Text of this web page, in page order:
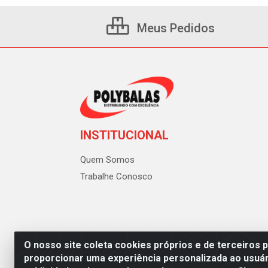
O nosso site coleta cookies próprios e de terceiros
proporcionar uma experiência personalizada ao
Meus Pedidos
INSTITUCIONAL
Quem Somos
Trabalhe Conosco